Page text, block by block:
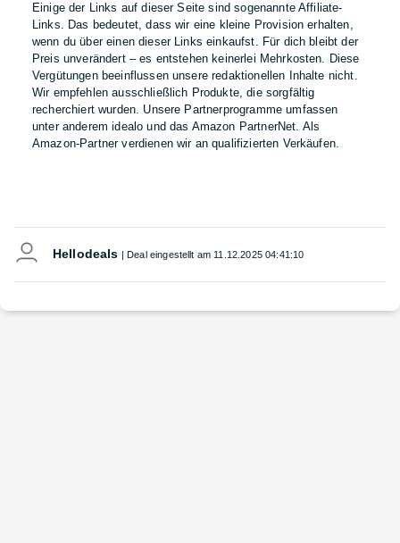
Einige der Links auf dieser Seite sind sogenannte Affiliate-
Links. Das bedeutet, dass wir eine kleine Provision erhalten,
wenn du über einen dieser Links einkaufst. Für dich bleibt der
Preis unverändert – es entstehen keinerlei Mehrkosten. Diese
Vergütungen beeinflussen unsere redaktionellen Inhalte nicht.
Wir empfehlen ausschließlich Produkte, die sorgfältig
recherchiert wurden. Unsere Partnerprogramme umfassen
unter anderem idealo und das Amazon PartnerNet. Als
Amazon-Partner verdienen wir an qualifizierten Verkäufen.
Hellodeals | Deal eingestellt am 11.12.2025 04:41:10